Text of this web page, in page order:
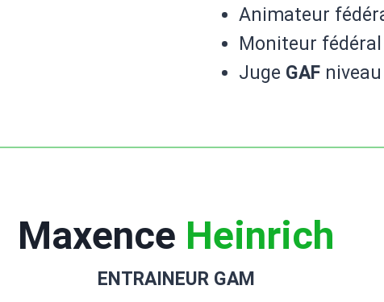
Animateur
Moniteur fédéral
Juge GAF
Maxence Heinrich
ENTRAINEUR GAM